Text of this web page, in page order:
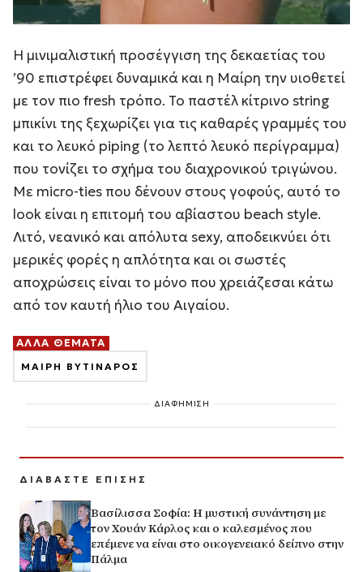
Η μινιμαλιστική προσέγγιση της δεκαετίας του
’90 επιστρέφει δυναμικά και η Μαίρη την υιοθετεί
με τον πιο fresh τρόπο. Το παστέλ κίτρινο string
μπικίνι της ξεχωρίζει για τις καθαρές γραμμές του
και το λευκό piping (το λεπτό λευκό περίγραμμα)
που τονίζει το σχήμα του διαχρονικού τριγώνου.
Με micro-ties που δένουν στους γοφούς, αυτό το
look είναι η επιτομή του αβίαστου beach style.
Λιτό, νεανικό και απόλυτα sexy, αποδεικνύει ότι
μερικές φορές η απλότητα και οι σωστές
αποχρώσεις είναι το μόνο που χρειάζεσαι κάτω
από τον καυτή ήλιο του Αιγαίου.
ΑΛΛΑ ΘΕΜΑΤΑ
ΜΑΙΡΗ ΒΥΤΙΝΑΡΟΣ
ΔΙΑΦΗΜΙΣΗ
ΔΙΑΒΑΣΤΕ ΕΠΙΣΗΣ
Βασίλισσα Σοφία: H μυστική συνάντηση με
τον Χουάν Κάρλος και ο καλεσμένος που
επέμενε να είναι στο οικογενειακό δείπνο στην
Πάλμα